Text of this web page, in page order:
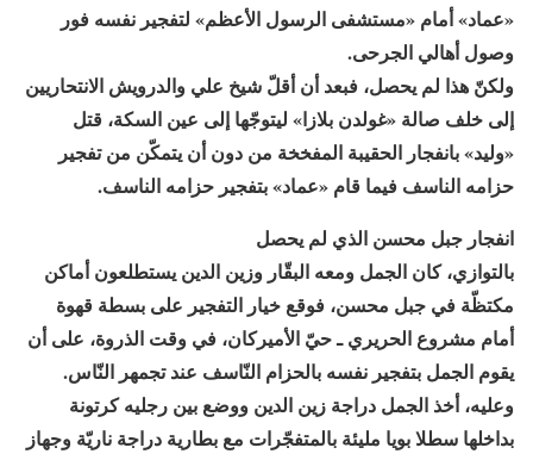
«عماد» أمام «مستشفى الرسول الأعظم» لتفجير نفسه فور
وصول أهالي الجرحى.
ولكنّ هذا لم يحصل، فبعد أن أقلّ شيخ علي والدرويش الانتحاريين
إلى خلف صالة «غولدن بلازا» ليتوجّها إلى عين السكة، قتل
«وليد» بانفجار الحقيبة المفخخة من دون أن يتمكّن من تفجير
حزامه الناسف فيما قام «عماد» بتفجير حزامه الناسف.
انفجار جبل محسن الذي لم يحصل
بالتوازي، كان الجمل ومعه البقّار وزين الدين يستطلعون أماكن
مكتظّة في جبل محسن، فوقع خيار التفجير على بسطة قهوة
أمام مشروع الحريري ـ حيّ الأميركان، في وقت الذروة، على أن
يقوم الجمل بتفجير نفسه بالحزام النّاسف عند تجمهر النّاس.
وعليه، أخذ الجمل دراجة زين الدين ووضع بين رجليه كرتونة
بداخلها سطلا بويا مليئة بالمتفجّرات مع بطارية دراجة ناريّة وجهاز